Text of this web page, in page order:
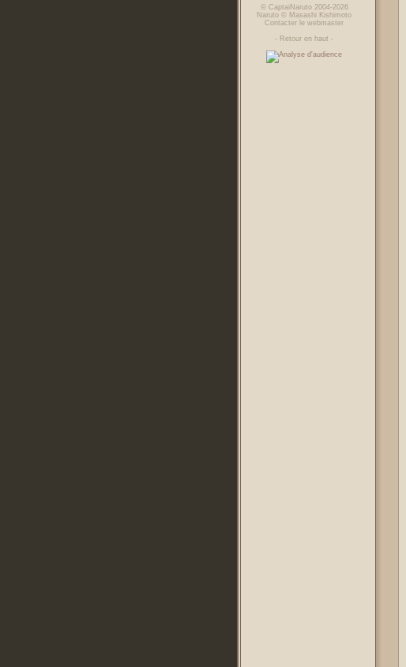
© CaptaiNaruto2004-2026
Naruto © Masashi Kishimoto
Contacter le webmaster
- Retour en haut -